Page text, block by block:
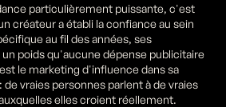
particulièrement puissante, c'est
créateur a établi la confiance au sein
au fil des années, ses
poids qu'aucune dépense publicitaire
le marketing d'influence dans sa
vraies personnes parlent à de vraies
elles croient réellement.